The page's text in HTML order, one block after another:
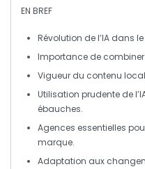
EN BREF
Révolution de l’IA dans le
Importance de combiner
Vigueur du contenu local
Utilisation prudente de
ébauches.
Agences essentielles
marque.
Adaptation aux